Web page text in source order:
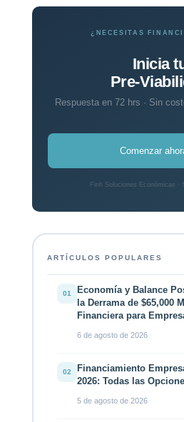
¿NECESITAS
Inicia
Pre-
Respuesta en 72 hrs · Sin
Comenzar
Finh Soluciones Económicas ·
ARTÍCULOS POPULARES
01
Economía y Balance
la Derrama de $65,000
Financiera para
6 de agosto de 2026
02
Financiamiento
2026: Todas las
5 de agosto de 2026